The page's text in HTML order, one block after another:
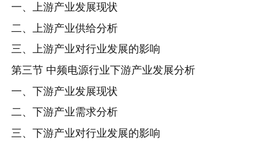
一、上游产业发展现状
二、上游产业供给分析
三、上游产业对行业发展的影响
第三节 中频电源行业下游产业发展分析
一、下游产业发展现状
二、下游产业需求分析
三、下游产业对行业发展的影响